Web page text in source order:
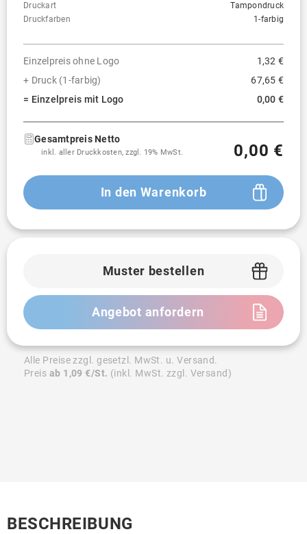
Druckart
Tampondruck
Druckfarben
1-farbig
Einzelpreis ohne Logo
1,32 €
+ Druck (1-farbig)
67,65 €
= Einzelpreis mit Logo
0,00 €
Gesamtpreis Netto
inkl. aller Druckkosten, zzgl. 19% MwSt. 0,00 €
In den Warenkorb
Muster bestellen
Angebot anfordern
Alle Preise zzgl. gesetzl. MwSt. u. Versand.
Preis ab 1,09 €/St. (inkl. MwSt. zzgl. Versand)
BESCHREIBUNG